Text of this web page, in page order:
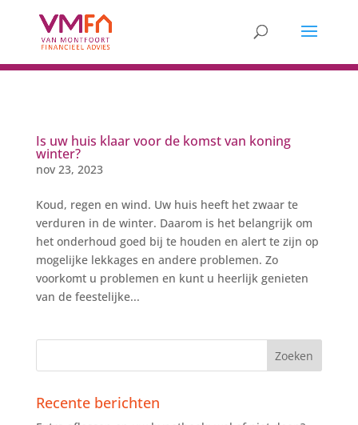
Is uw huis klaar voor de komst van koning
winter?
nov 23, 2023
Koud, regen en wind. Uw huis heeft het zwaar te
verduren in de winter. Daarom is het belangrijk om
het onderhoud goed bij te houden en alert te zijn op
mogelijke lekkages en andere problemen. Zo
voorkomt u problemen en kunt u heerlijk genieten
van de feestelijke...
Recente berichten